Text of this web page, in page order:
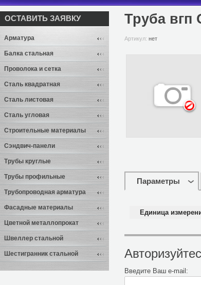
Труба вгп
Артикул: нет
Параметры
Единица
Введите Ваш e-mail:
ОСТАВИТЬ ЗАЯВКУ
Арматура
Балка стальная
Проволока и сетка
Сталь квадратная
Сталь листовая
Сталь угловая
Строительные материалы
Сэндвич-панели
Трубы круглые
Трубы профильные
Трубопроводная арматура
Фасадные материалы
Цветной металлопрокат
Швеллер стальной
Шестигранник стальной